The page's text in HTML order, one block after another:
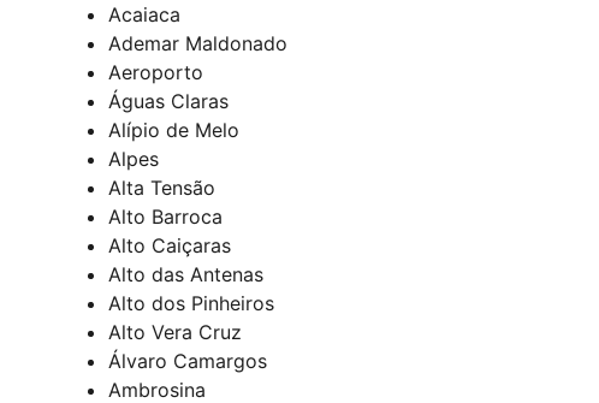
Acaiaca
Ademar Maldonado
Aeroporto
Águas Claras
Alípio de Melo
Alpes
Alta Tensão
Alto Barroca
Alto Caiçaras
Alto das Antenas
Alto dos Pinheiros
Alto Vera Cruz
Álvaro Camargos
Ambrosina